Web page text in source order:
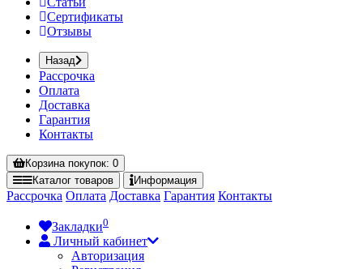
Сертификаты
Отзывы
Назад
Рассрочка
Оплата
Доставка
Гарантия
Контакты
Корзинапокупок: 0
Каталог товаров Информация
Рассрочка Оплата Доставка Гарантия Контакты
Закладки0
Личный кабинет
Авторизация